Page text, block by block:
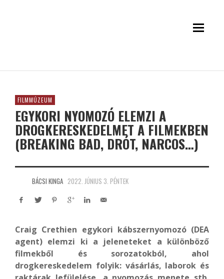
FILMMÚZEUM
EGYKORI NYOMOZÓ ELEMZI A
DROGKERESKEDELMET A FILMEKBEN
(BREAKING BAD, DRÓT, NARCOS…)
BÁCSI KINGA 2022. JÚNIUS 3. PÉNTEK
Craig Crethien egykori kábszernyomozó (DEA
agent) elemzi ki a jeleneteket a különböző
filmekből és sorozatokból, ahol
drogkereskedelem folyik: vásárlás, laborok és